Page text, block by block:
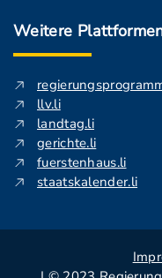
Weitere
llv.li
landtag.li
gerichte.li
fuerstenhaus.li
staatskalender.li